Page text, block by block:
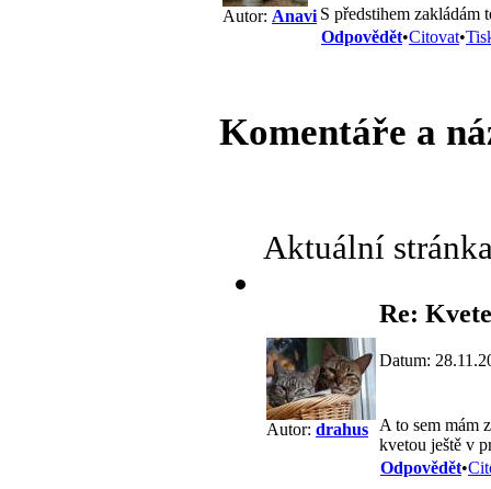
Autor: Anavi S předstihem zakládám
Odpovědět•Citovat•
Komentáře a
Aktuální
Autor: drahus
Re:
Datum:
A to sem mám
kvetou ještě v
Odpovědět•